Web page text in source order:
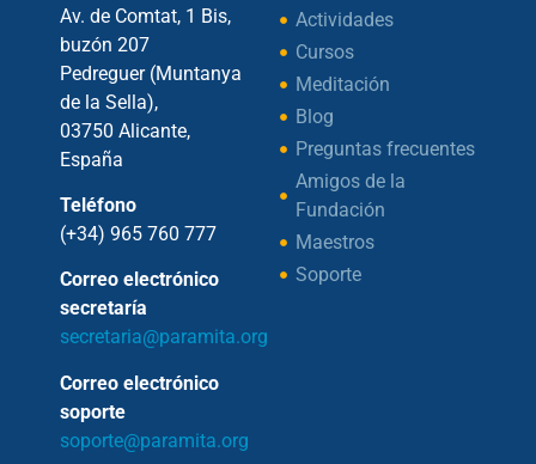
Av. de Comtat, 1 Bis,
buzón 207
Pedreguer (Muntanya
de la Sella),
03750 Alicante,
España
Teléfono
(+34) 965 760 777
Correo electrónico
secretaría
secretaria@paramita.org
Correo electrónico
soporte
soporte@paramita.org
Actividades
Cursos
Meditación
Blog
Preguntas frecuentes
Amigos de la
Fundación
Maestros
Soporte